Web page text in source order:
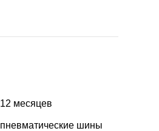
12 месяцев
пневматические шины